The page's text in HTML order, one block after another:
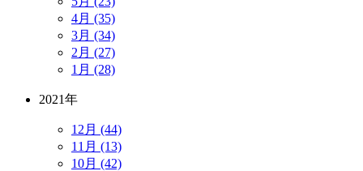
4月 (35)
3月 (34)
2月 (27)
1月 (28)
2021年
12月 (44)
11月 (13)
10月 (42)